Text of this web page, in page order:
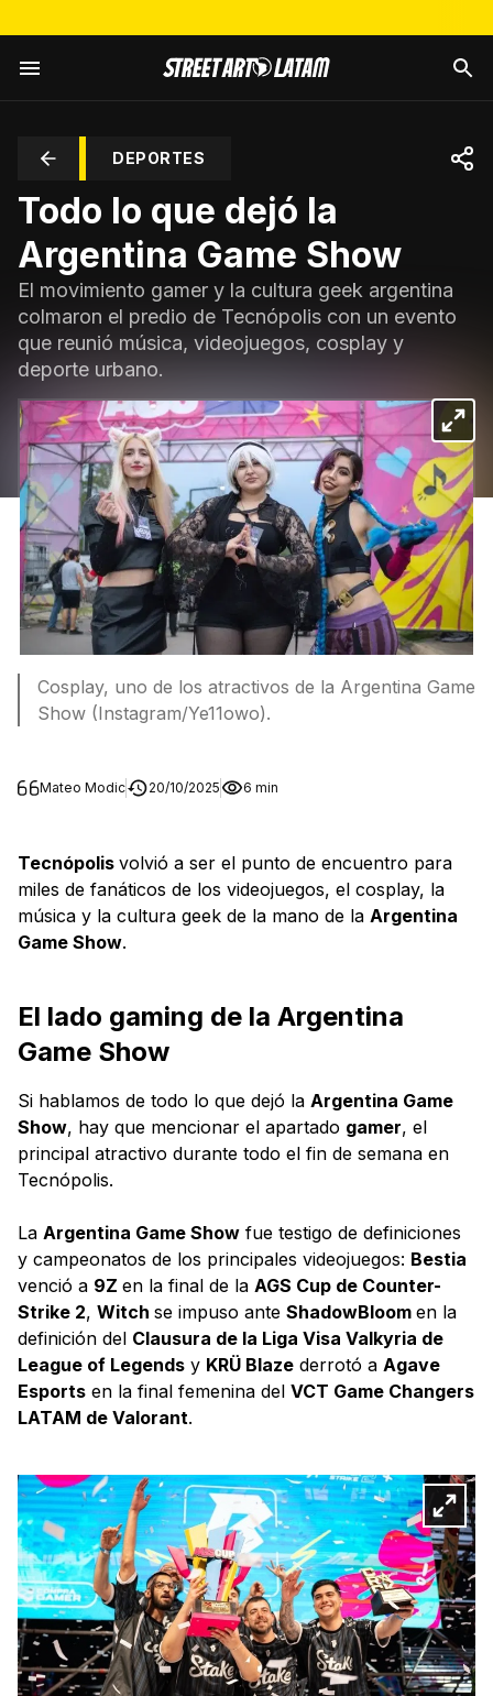
DEPORTES
Todo lo que dejó la
Argentina Game Show
El movimiento gamer y la cultura geek argentina
colmaron el predio de Tecnópolis con un evento
que reunió música, videojuegos, cosplay y
deporte urbano.
Cosplay, uno de los atractivos de la Argentina Game
Show (Instagram/Ye11owo).
Mateo Modic 20/10/2025 6 min
Tecnópolis volvió a ser el punto de encuentro para
miles de fanáticos de los videojuegos, el cosplay, la
música y la cultura geek de la mano de la Argentina
Game Show.
El lado gaming de la Argentina
Game Show
Si hablamos de todo lo que dejó la Argentina Game
Show, hay que mencionar el apartado gamer, el
principal atractivo durante todo el fin de semana en
Tecnópolis.
La Argentina Game Show fue testigo de definiciones
y campeonatos de los principales videojuegos: Bestia
venció a 9Z en la final de la AGS Cup de Counter-
Strike 2, Witch se impuso ante ShadowBloom en la
definición del Clausura de la Liga Visa Valkyria de
League of Legends y KRÜ Blaze derrotó a Agave
Esports en la final femenina del VCT Game Changers
LATAM de Valorant.